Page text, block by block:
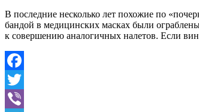
В последние несколько лет похожие по
бандой в медицинских масках были
к совершению аналогичных налетов. Если
Facebook
Twitter